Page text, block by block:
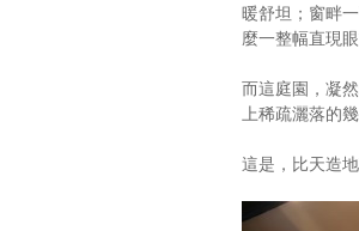
暖舒坦；窗畔
麼一整幅直現眼
而這庭園，凝
上稀疏灑落的
這是，比天造